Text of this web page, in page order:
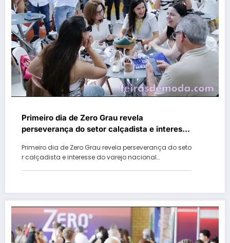
Primeiro dia de Zero Grau revela
perseverança do setor calçadista e interesse
presentes na feira
Primeiro dia de Zero Grau revela perseverança do seto
r calçadista e interesse do varejo nacional…